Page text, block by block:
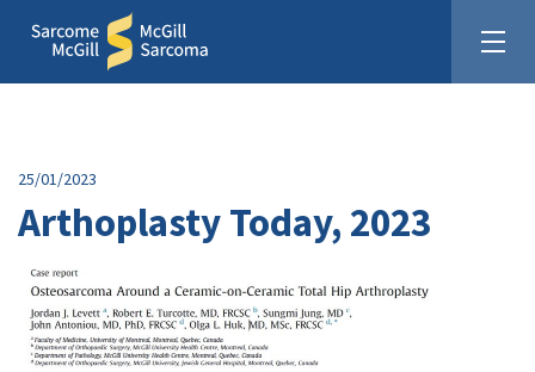
25/01/2023
Arthoplasty Today, 2023
Unis pour la cause du sarcome
Faites un don :